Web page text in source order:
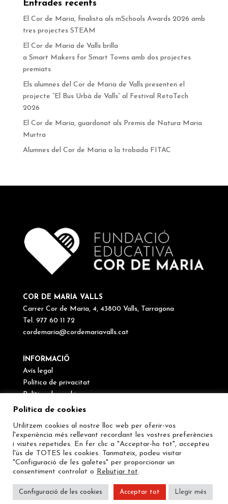
Entrades recents
El Cor de Maria, finalista als mSchools Awards 2026 amb
tres projectes STEAM
El Cor de Maria de Valls brilla
a Smart Makers for Smart Towns amb dos projectes
premiats
Els alumnes del Cor de Maria de Valls presenten el
projecte “El Bus Urbà de Valls” al Festival RetoTech
2026
El Cor de Maria, guardonat als Premis de Natura Maria
Murtra
Alumnes del Cor de Maria a la trobada FITAC
COR DE MARIA VALLS
Carrer Cor de Maria, 4, 43800 Valls, Tarragona
Tel. 977 60 11 72
cordemaria@cordemariavalls.cat
INFORMACIÖ
Avís legal
Política de privacitat
Política de cookies
Canal de denúncies
SEGUEIX-NOS
Política de cookies
Utilitzem cookies al nostre lloc web per oferir-vos
l'experiència més rellevant recordant les vostres preferències
i visites repetides. En fer clic a "Acceptar-ho tot", accepteu
l'ús de TOTES les cookies. Tanmateix, podeu visitar
"Configuració de les galetes" per proporcionar un
consentiment controlat o Rebutjar tot.
Configuració de les cookies Acceptar tot Llegir més